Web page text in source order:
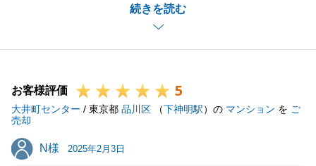
続きを読む
ただきありがとうございました。
また何かありましたら些細な事でもご相談いただけれ
ばと思います。
お客様評価 5
大井町センター / 東京都 品川区 （下神明駅）の マンション を ご
売却
N様
N様 2025年2月3日